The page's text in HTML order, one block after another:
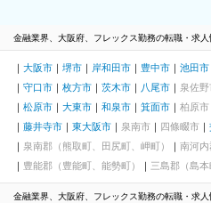
金融業界、大阪府、フレックス勤務の転職・求
大阪市 堺市 岸和田市 豊中市 池田市
守口市
枚方市 茨木市 八尾市 泉佐野
松原市
大東市 和泉市 箕面市 柏原市
藤井寺市
東大阪市 泉南市 四條畷市
泉南郡（熊取町、田尻町、岬町）
南河内
豊能郡（豊能町、能勢町）
三島郡（島本
金融業界、大阪府、フレックス勤務の転職・求